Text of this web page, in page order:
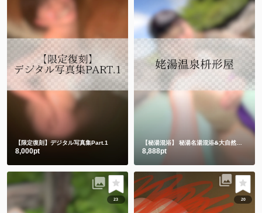
【限定復刻】デジタル写真集Part.1
8,000pt
【秘湯混浴】 秘湯名湯混浴♨️大自然の中でハンドタオル㊙️
8,888pt
23 20